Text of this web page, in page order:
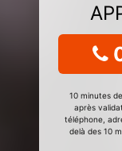
10 minutes
après
téléphone,
delà des 10